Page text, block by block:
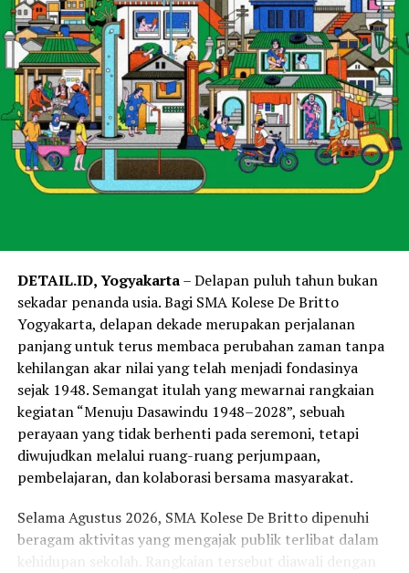
DETAIL.ID, Yogyakarta– Delapan puluh tahun bukan
sekadar penanda usia. Bagi SMA Kolese De Britto
Yogyakarta, delapan dekade merupakan perjalanan
panjang untuk terus membaca perubahan zaman tanpa
kehilangan akar nilai yang telah menjadi fondasinya
sejak 1948. Semangat itulah yang mewarnai rangkaian
kegiatan “Menuju Dasawindu 1948–2028”, sebuah
perayaan yang tidak berhenti pada seremoni, tetapi
diwujudkan melalui ruang-ruang perjumpaan,
pembelajaran, dan kolaborasi bersama masyarakat.
Selama Agustus 2026, SMA Kolese De Britto dipenuhi
beragam aktivitas yang mengajak publik terlibat dalam
kehidupan sekolah. Rangkaian tersebut diawali dengan